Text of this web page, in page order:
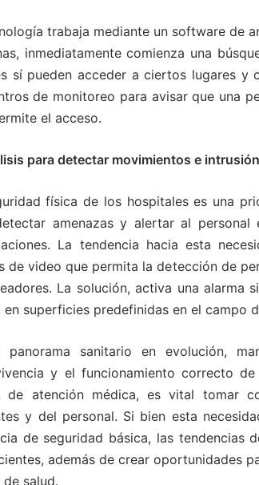
trabaja mediante un software de
inmediatamente comienza una
sí pueden acceder a ciertos lugares y
de monitoreo para avisar que una
el acceso.
para detectar movimientos e intrusión
física de los hospitales es una
amenazas y alertar al
La tendencia hacia esta
de video que permita la detección de
La solución, activa una alarma
en superficies predefinidas en el campo
panorama sanitario en evolución,
y el funcionamiento correcto
de atención médica, es vital tomar
y del personal. Si bien esta
de seguridad básica, las tendencias
además de crear oportunidades
salud.